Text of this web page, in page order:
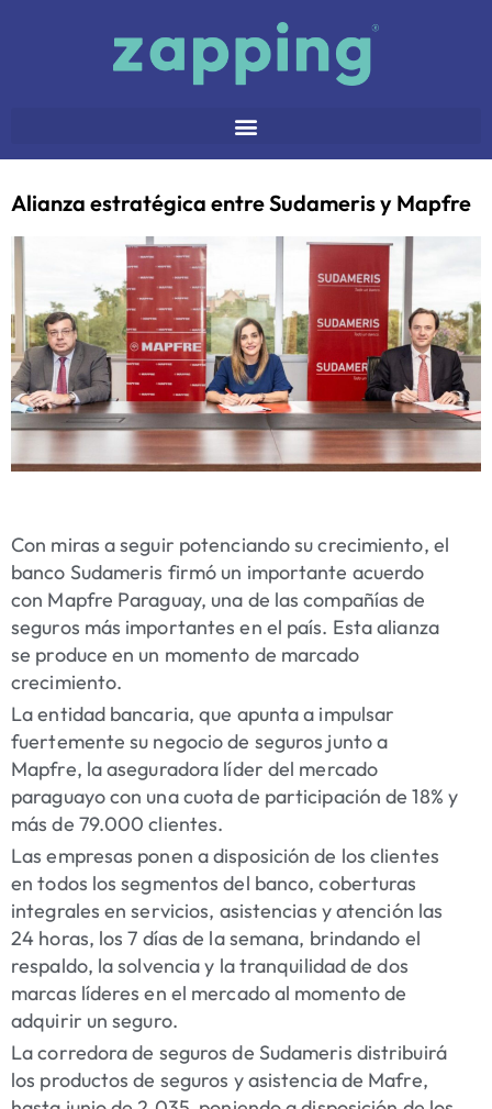
Alianza estratégica entre Sudameris y Mapfre
Con miras a seguir potenciando su crecimiento, el
banco Sudameris firmó un importante acuerdo
con Mapfre Paraguay, una de las compañías de
seguros más importantes en el país. Esta alianza
se produce en un momento de marcado
crecimiento.
La entidad bancaria, que apunta a impulsar
fuertemente su negocio de seguros junto a
Mapfre, la aseguradora líder del mercado
paraguayo con una cuota de participación de 18% y
más de 79.000 clientes.
Las empresas ponen a disposición de los clientes
en todos los segmentos del banco, coberturas
integrales en servicios, asistencias y atención las
24 horas, los 7 días de la semana, brindando el
respaldo, la solvencia y la tranquilidad de dos
marcas líderes en el mercado al momento de
adquirir un seguro.
La corredora de seguros de Sudameris distribuirá
los productos de seguros y asistencia de Mafre,